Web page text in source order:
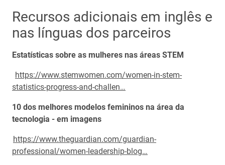
Recursos adicionais em inglês e
nas línguas dos parceiros
Estatísticas sobre as mulheres nas áreas STEM
https://www.stemwomen.com/women-in-stem-
statistics-progress-and-challen…
10 dos melhores modelos femininos na área da
tecnologia - em imagens
https://www.theguardian.com/guardian-
professional/women-leadership-blog…